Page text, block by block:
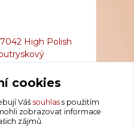
cookies
Váš souhlass použitím
zobrazovat informace
zájmů.